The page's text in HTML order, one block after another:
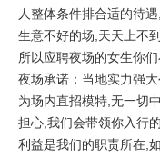
人整体条件排合适的待
生意不好的场,天天上不
所以应聘夜场的女生你
夜场承诺：当地实力强
为场内直招模特,无一切
担心,我们会带领你入行
利益是我们的职责所在,